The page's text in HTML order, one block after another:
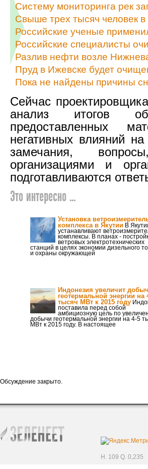
Систему мониторинга рек
Свыше трех тысяч человек
Российские ученые
Российские специалисты
Разлив нефти возле
Пруд в Ижевске будет
Пока не найдены причины
Сейчас
анализ итогов
предоставленных
негативных влияний
замечания,
организациями и
подготавливаются
Это интересно ...
Установка
комплекса в Якутии В
устанавливают
комплексы. В планах -
ветровых электротехнических
станций в целях экономии дизельного
и охраны окружающей
Индонезия увеличит
геотермальной энергии на
тысяч МВт к 2015 году
поставила перед собой
амбициозную цель по
добычи геотермальной энергии на 4-5
МВт к 2015 году. В настоящее
Обсуждение закрыто.
H. 109 Q. 0,235